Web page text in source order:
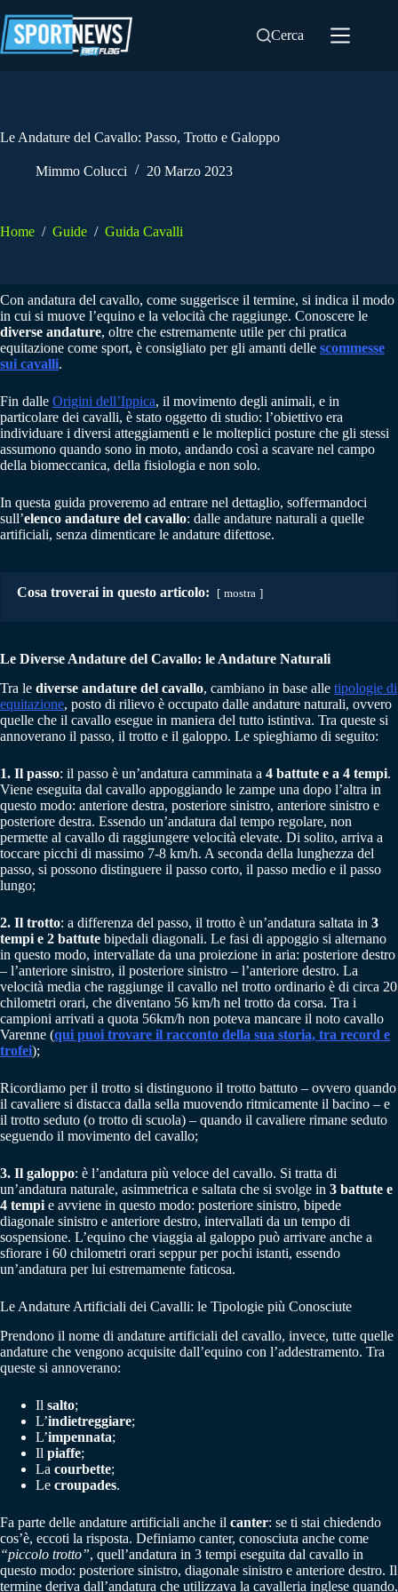
al
contenuto
Cerca
Le Andature del Cavallo: Passo, Trotto e Galoppo
Mimmo Colucci 20 Marzo 2023
Home / Guide / Guida Cavalli
Con andatura del cavallo, come suggerisce il termine, si indica il modo
in cui si muove l’equino e la velocità che raggiunge. Conoscere le
diverse andature, oltre che estremamente utile per chi pratica
equitazione come sport, è consigliato per gli amanti delle scommesse
sui cavalli.
Fin dalle Origini dell’Ippica, il movimento degli animali, e in
particolare dei cavalli, è stato oggetto di studio: l’obiettivo era
individuare i diversi atteggiamenti e le molteplici posture che gli stessi
assumono quando sono in moto, andando così a scavare nel campo
della biomeccanica, della fisiologia e non solo.
In questa guida proveremo ad entrare nel dettaglio, soffermandoci
sull’elenco andature del cavallo: dalle andature naturali a quelle
artificiali, senza dimenticare le andature difettose.
Cosa troverai in questo articolo: mostra
Le Diverse Andature del Cavallo: le Andature Naturali
Tra le diverse andature del cavallo, cambiano in base alle tipologie di
equitazione, posto di rilievo è occupato dalle andature naturali, ovvero
quelle che il cavallo esegue in maniera del tutto istintiva. Tra queste si
annoverano il passo, il trotto e il galoppo. Le spieghiamo di seguito:
1. Il passo: il passo è un’andatura camminata a 4 battute e a 4 tempi.
Viene eseguita dal cavallo appoggiando le zampe una dopo l’altra in
questo modo: anteriore destra, posteriore sinistro, anteriore sinistro e
posteriore destra. Essendo un’andatura dal tempo regolare, non
permette al cavallo di raggiungere velocità elevate. Di solito, arriva a
toccare picchi di massimo 7-8 km/h. A seconda della lunghezza del
passo, si possono distinguere il passo corto, il passo medio e il passo
lungo;
2. Il trotto: a differenza del passo, il trotto è un’andatura saltata in 3
tempi e 2 battute bipedali diagonali. Le fasi di appoggio si alternano
in questo modo, intervallate da una proiezione in aria: posteriore destro
– l’anteriore sinistro, il posteriore sinistro – l’anteriore destro. La
velocità media che raggiunge il cavallo nel trotto ordinario è di circa 20
chilometri orari, che diventano 56 km/h nel trotto da corsa. Tra i
campioni arrivati a quota 56km/h non poteva mancare il noto cavallo
Varenne (qui puoi trovare il racconto della sua storia, tra record e
trofei);
Ricordiamo per il trotto si distinguono il trotto battuto – ovvero quando
il cavaliere si distacca dalla sella muovendo ritmicamente il bacino – e
il trotto seduto (o trotto di scuola) – quando il cavaliere rimane seduto
seguendo il movimento del cavallo;
3. Il galoppo: è l’andatura più veloce del cavallo. Si tratta di
un’andatura naturale, asimmetrica e saltata che si svolge in 3 battute e
4 tempi e avviene in questo modo: posteriore sinistro, bipede
diagonale sinistro e anteriore destro, intervallati da un tempo di
sospensione. L’equino che viaggia al galoppo può arrivare anche a
sfiorare i 60 chilometri orari seppur per pochi istanti, essendo
un’andatura per lui estremamente faticosa.
Le Andature Artificiali dei Cavalli: le Tipologie più Conosciute
Prendono il nome di andature artificiali del cavallo, invece, tutte quelle
andature che vengono acquisite dall’equino con l’addestramento. Tra
queste si annoverano:
Il salto;
L’indietreggiare;
L’impennata;
Il piaffe;
La courbette;
Le croupades.
Fa parte delle andature artificiali anche il canter: se ti stai chiedendo
cos’è, eccoti la risposta. Definiamo canter, conosciuta anche come
“piccolo trotto”, quell’andatura in 3 tempi eseguita dal cavallo in
questo modo: posteriore sinistro, diagonale sinistro e anteriore destro. Il
termine deriva dall’andatura che utilizzava la cavalleria inglese quando,